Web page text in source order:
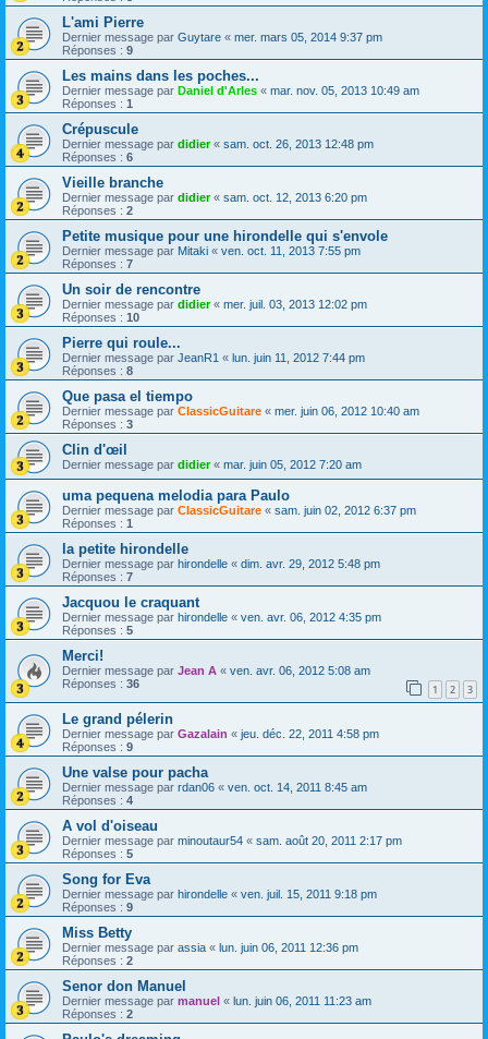
L'ami Pierre
Dernier message par Guytare « mer. mars 05, 2014 9:37 pm
Réponses : 9
Les mains dans les poches...
Dernier message par Daniel d'Arles « mar. nov. 05, 2013 10:49 am
Réponses : 1
Crépuscule
Dernier message par didier« sam. oct. 26, 2013 12:48 pm
Réponses : 6
Vieille branche
Dernier message par didier« sam. oct. 12, 2013 6:20 pm
Réponses : 2
Petite musique pour une hirondelle qui s'envole
Dernier message par Mitaki « ven. oct. 11, 2013 7:55 pm
Réponses : 7
Un soir de rencontre
Dernier message par didier« mer. juil. 03, 2013 12:02 pm
Réponses : 10
Pierre qui roule...
Dernier message par JeanR1 « lun. juin 11, 2012 7:44 pm
Réponses : 8
Que pasa el tiempo
Dernier message par ClassicGuitare « mer. juin 06, 2012 10:40 am
Réponses : 3
Clin d'œil
Dernier message par didier« mar. juin 05, 2012 7:20 am
uma pequena melodia para Paulo
Dernier message par ClassicGuitare « sam. juin 02, 2012 6:37 pm
Réponses : 1
la petite hirondelle
Dernier message par hirondelle « dim. avr. 29, 2012 5:48 pm
Réponses : 7
Jacquou le craquant
Dernier message par hirondelle « ven. avr. 06, 2012 4:35 pm
Réponses : 5
Merci!
Dernier message par Jean A « ven. avr. 06, 2012 5:08 am
Réponses : 36 1 2 3
Le grand pélerin
Dernier message par Gazalain « jeu. déc. 22, 2011 4:58 pm
Réponses : 9
Une valse pour pacha
Dernier message par rdan06 « ven. oct. 14, 2011 8:45 am
Réponses : 4
A vol d'oiseau
Dernier message par minoutaur54 « sam. août 20, 2011 2:17 pm
Réponses : 5
Song for Eva
Dernier message par hirondelle « ven. juil. 15, 2011 9:18 pm
Réponses : 9
Miss Betty
Dernier message par assia « lun. juin 06, 2011 12:36 pm
Réponses : 2
Senor don Manuel
Dernier message par manuel « lun. juin 06, 2011 11:23 am
Réponses : 2